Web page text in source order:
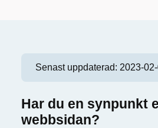
Senast uppdaterad: 2023-
Har du en synpunkt
webbsidan?